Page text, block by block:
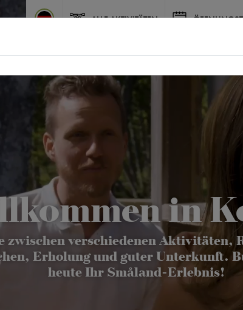
ALLE AKTIVITÄTEN
in
zwischen verschiedenen Aktivitäten,
Erholung und guter Unterkunft.
heute Ihr Småland-Erlebnis!